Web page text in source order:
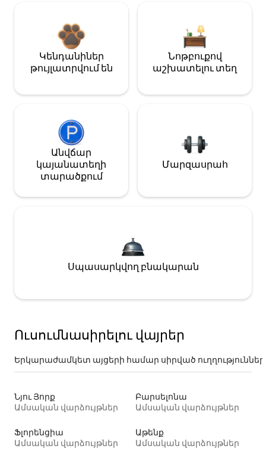
Կենդանիներ
թույլատրվում են
Նոթբուքով
աշխատելու տեղ
Անվճար
կայանատեղի
տարածքում
Մարզասրահ
Սպասարկվող բնակարան
Ուսումնասիրելու վայրեր
Երկարաժամկետ այցերի համար սիրված ուղղություններ
Նյու Յորք
Ամսական վարձույթներ
Բարսելոնա
Ամսական վարձույթներ
Ֆլորենցիա
Ամսական վարձույթներ
Աթենք
Ամսական վարձույթներ